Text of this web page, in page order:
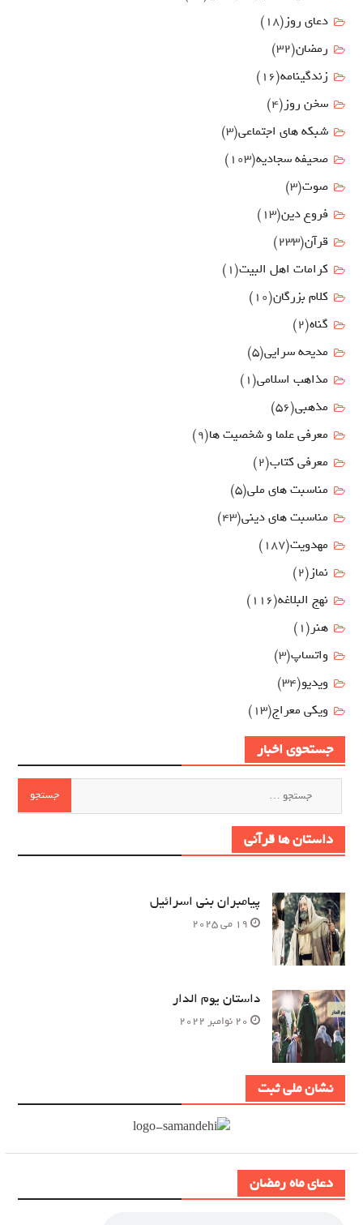
دعای ماه رمضان
دعای روز (18)
رمضان(32)
زندگینامه(16)
سخن روز (4)
شبکه های اجتماعی(3)
صحیفه سجادیه(103)
صوت(3)
فروع دين(13)
قرآن(233)
كرامات اهل البيت(1)
کلام بزرگان(10)
گناه(2)
مدیحه سرایی(5)
مذاهب اسلامی(1)
مذهبی(56)
معرفی علما و شخصیت ها(9)
معرفی کتاب(2)
مناسبت هاي ملي(5)
مناسبت های دینی(43)
مهدويت(187)
نماز (2)
نهج البلاغه(116)
هنر (1)
واتساپ(3)
ویدیو(34)
ویکی معراج(13)
جستحوی اخبار
داستان ها قرآنی
پیامبران بنی اسرائیل
19 می 2025
داستان یوم الدار
20 نوامبر 2022
نشان ملی ثبت